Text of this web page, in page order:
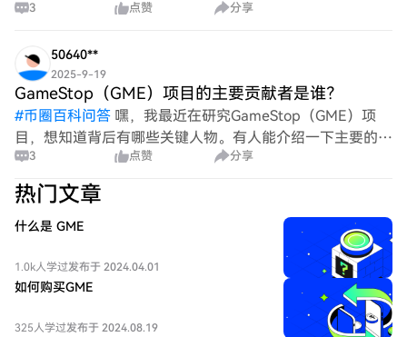
别是关于迷因股票的热议。如果你有任何更新或见解，我很
3 点赞 分享
50640**
2025-9-19
GameStop（GME）项目的主要贡献者是谁？
#币圈百科问答 嘿，我最近在研究GameStop（GME）项
目，想知道背后有哪些关键人物。有人能介绍一下主要的贡
献者或参与塑造GME的团队吗？我很想了解他们的角色和
贡献！谢谢！
3 点赞 分享
热门文章
什么是 GME
1.0k人学过发布于 2024.04.01
如何购买GME
325人学过发布于 2024.08.19